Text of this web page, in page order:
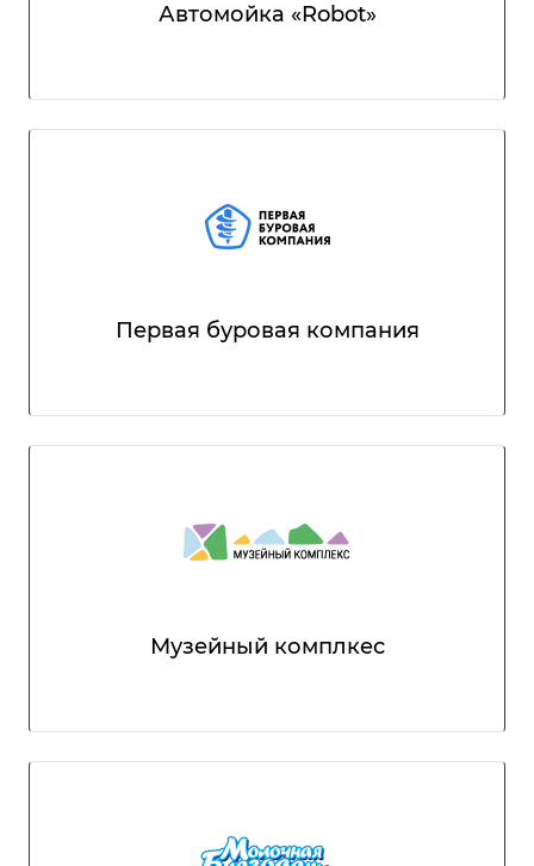
Автомойка «Robot»
Первая буровая компания
Музейный комплкес